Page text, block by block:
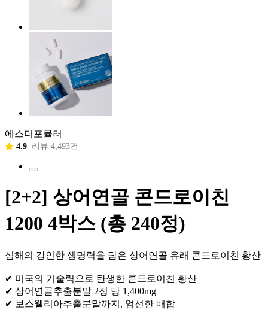
에스더포뮬러
4.9 리뷰 4,493건
[2+2] 상어연골 콘드로이친
1200 4박스 (총 240정)
심해의 강인한 생명력을 담은 상어연골 유래 콘드로이친 황산
✔ 미국의 기술력으로 탄생한 콘드로이친 황산
✔ 상어연골추출분말 2정 당 1,400mg
✔ 보스웰리아추출분말까지, 엄선한 배합